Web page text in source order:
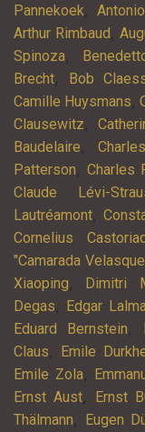
Pannekoek,
Arthur Rimbaud ,
Spinoza,
Brecht, Bob
Camille Huysmans,
Clausewitz,
Baudelaire,
Patterson, Charles
Claude Lévi-
Lautréamont,
Cornelius
"Camarada
Xiaoping, Dimitri
Degas, Edgar
Eduard Bernstein,
Claus, Emile
Emile Zola,
Ernst Aust, Ernst
Thälmann, Eugen